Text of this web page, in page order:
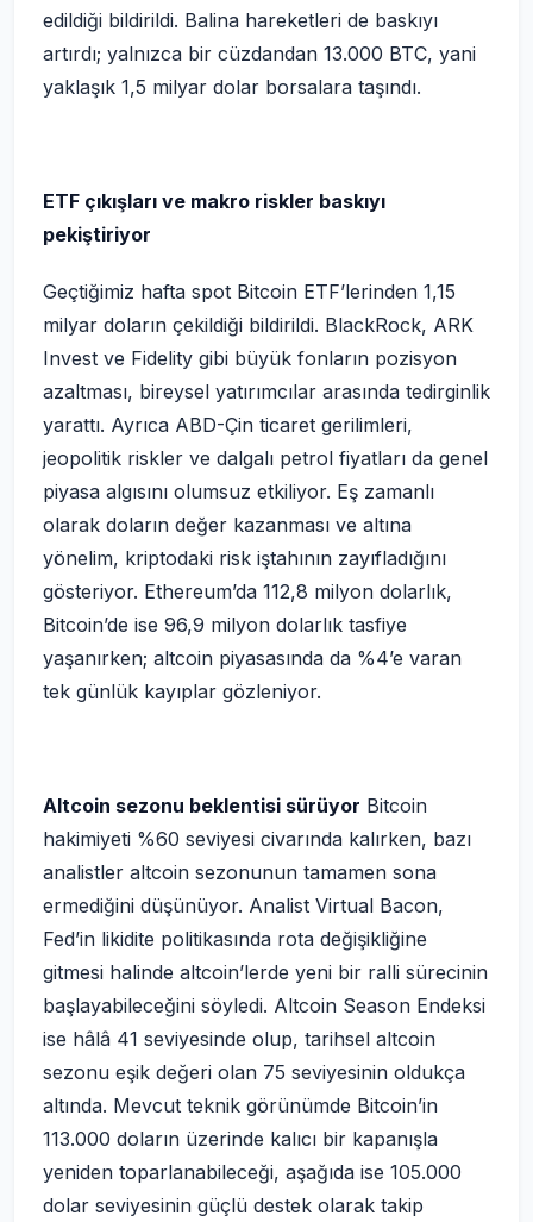
edildiği bildirildi. Balina hareketleri de baskıyı
artırdı; yalnızca bir cüzdandan 13.000 BTC, yani
yaklaşık 1,5 milyar dolar borsalara taşındı.
ETF çıkışları ve makro riskler baskıyı
pekiştiriyor
Geçtiğimiz hafta spot Bitcoin ETF’lerinden 1,15
milyar doların çekildiği bildirildi. BlackRock, ARK
Invest ve Fidelity gibi büyük fonların pozisyon
azaltması, bireysel yatırımcılar arasında tedirginlik
yarattı. Ayrıca ABD-Çin ticaret gerilimleri,
jeopolitik riskler ve dalgalı petrol fiyatları da genel
piyasa algısını olumsuz etkiliyor. Eş zamanlı
olarak doların değer kazanması ve altına
yönelim, kriptodaki risk iştahının zayıfladığını
gösteriyor. Ethereum’da 112,8 milyon dolarlık,
Bitcoin’de ise 96,9 milyon dolarlık tasfiye
yaşanırken; altcoin piyasasında da %4’e varan
tek günlük kayıplar gözleniyor.
Altcoin sezonu beklentisi sürüyor Bitcoin
hakimiyeti %60 seviyesi civarında kalırken, bazı
analistler altcoin sezonunun tamamen sona
ermediğini düşünüyor. Analist Virtual Bacon,
Fed’in likidite politikasında rota değişikliğine
gitmesi halinde altcoin’lerde yeni bir ralli sürecinin
başlayabileceğini söyledi. Altcoin Season Endeksi
ise hâlâ 41 seviyesinde olup, tarihsel altcoin
sezonu eşik değeri olan 75 seviyesinin oldukça
altında. Mevcut teknik görünümde Bitcoin’in
113.000 doların üzerinde kalıcı bir kapanışla
yeniden toparlanabileceği, aşağıda ise 105.000
dolar seviyesinin güçlü destek olarak takip